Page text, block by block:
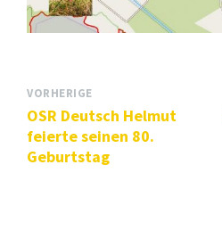
VORHERIGE
OSR Deutsch Helmut
feierte seinen 80.
Geburtstag